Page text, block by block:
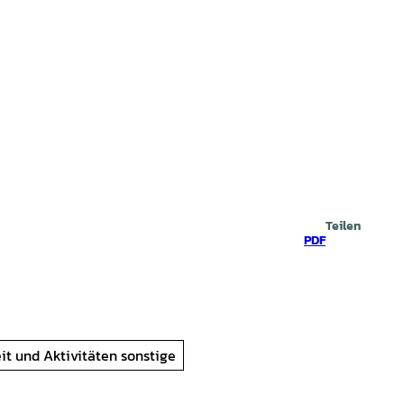
PDF
Teilen
und Aktivitäten sonstige